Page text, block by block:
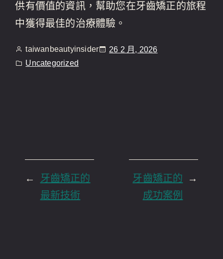
供有價值的資訊，幫助您在牙齒矯正的旅程
中獲得最佳的治療體驗。
taiwanbeautyinsider
26 2 月, 2026
Uncategorized
←
牙齒矯正的
最新技術
→
牙齒矯正的
成功案例